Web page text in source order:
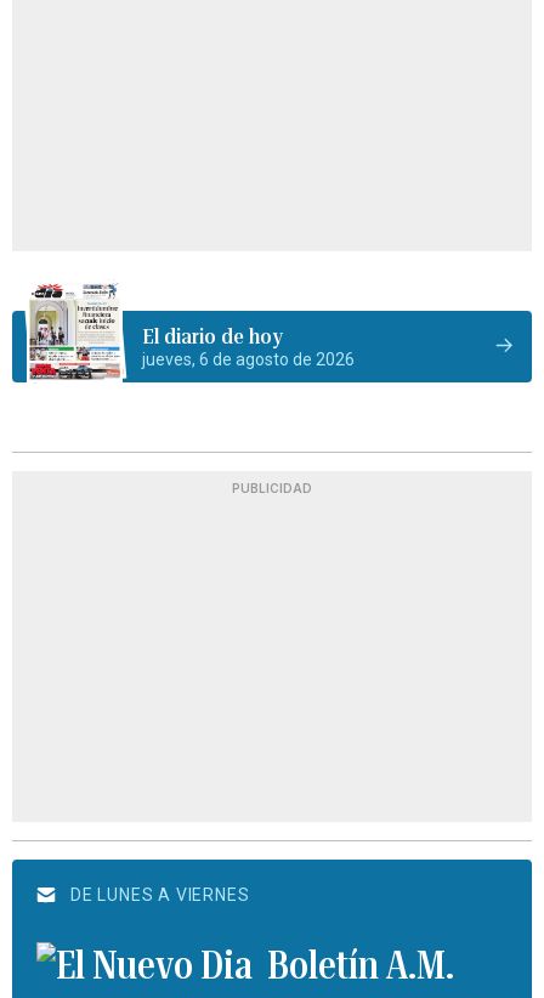
El diario de hoy
jueves, 6 de agosto de 2026
PUBLICIDAD
DE LUNES A VIERNES
Boletín A.M.